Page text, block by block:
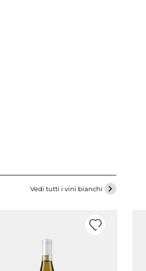
Vedi tutti i vini bianchi